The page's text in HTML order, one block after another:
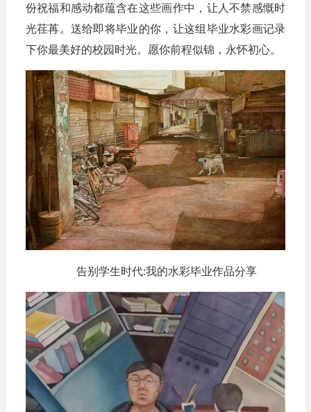
份祝福和感动都蕴含在这些画作中，让人不禁感慨时
光荏苒。送给即将毕业的你，让这组毕业水彩画记录
下你最美好的校园时光。愿你前程似锦，永怀初心。
告别学生时代:我的水彩毕业作品分享